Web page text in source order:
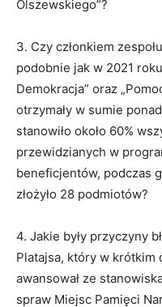
Olszewskiego”?
3. Czy członkiem
podobnie jak w 2021
Demokracja” oraz
otrzymały w sumie
stanowiło około 60%
przewidzianych w
beneficjentów, podczas
złożyło 28 podmiotów?
4. Jakie były przyczyny
Platajsa, który w krótkim
awansował ze
spraw Miejsc Pamięci